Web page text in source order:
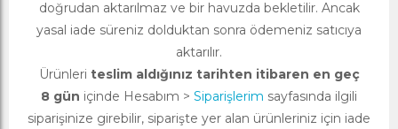
doğrudan aktarılmaz ve bir havuzda bekletilir. Ancak
yasal iade süreniz dolduktan sonra ödemeniz satıcıya
aktarılır.
Ürünleri teslim aldığınız tarihten itibaren en geç
8 gün içinde Hesabım > Siparişlerim sayfasında ilgili
siparişinize girebilir, siparişte yer alan ürünleriniz için iade